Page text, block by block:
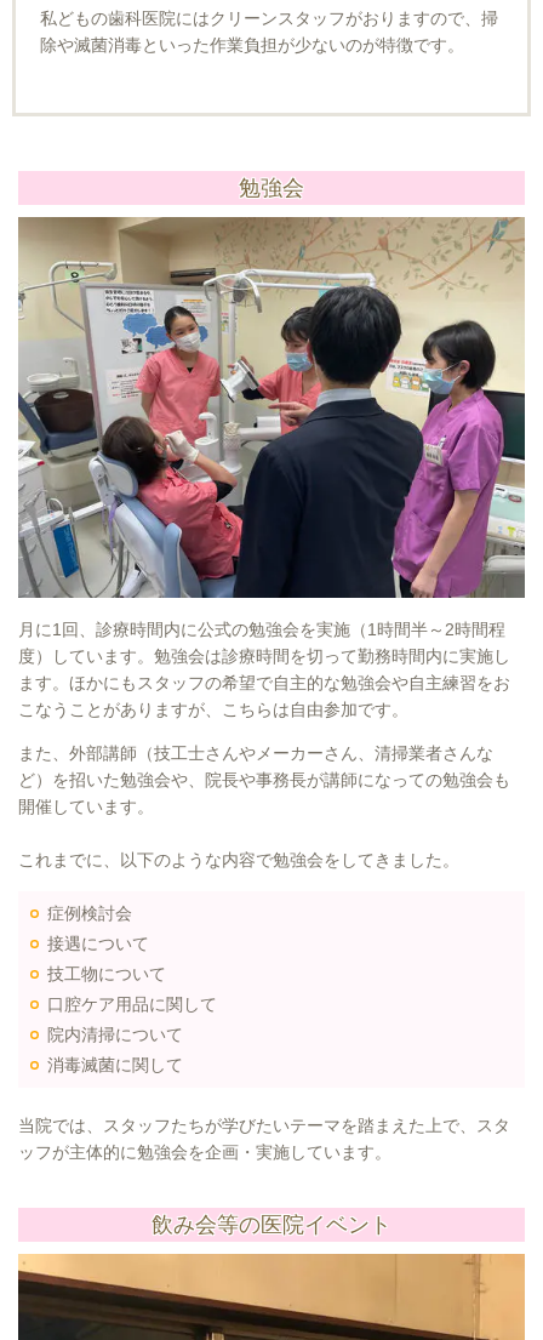
私どもの歯科医院にはクリーンスタッフがおりますので、掃
除や滅菌消毒といった作業負担が少ないのが特徴です。
勉強会
月に1回、診療時間内に公式の勉強会を実施（1時間半～2時間程
度）しています。勉強会は診療時間を切って勤務時間内に実施し
ます。ほかにもスタッフの希望で自主的な勉強会や自主練習をお
こなうことがありますが、こちらは自由参加です。
また、外部講師（技工士さんやメーカーさん、清掃業者さんな
ど）を招いた勉強会や、院長や事務長が講師になっての勉強会も
開催しています。
これまでに、以下のような内容で勉強会をしてきました。
症例検討会
接遇について
技工物について
口腔ケア用品に関して
院内清掃について
消毒滅菌に関して
当院では、スタッフたちが学びたいテーマを踏まえた上で、スタ
ッフが主体的に勉強会を企画・実施しています。
飲み会等の医院イベント